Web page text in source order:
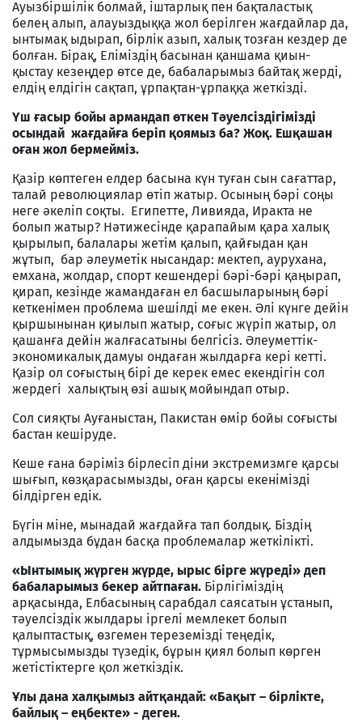
Ауызбіршілік болмай, іштарлық пен бақталастық
белең алып, алауыздыққа жол берілген жағдайлар да,
ынтымақ ыдырап, бірлік азып, халық тозған кездер де
болған. Бірақ, Еліміздің басынан қаншама қиын-
қыстау кезеңдер өтсе де, бабаларымыз байтақ жерді,
елдің елдігін сақтап, ұрпақтан-ұрпаққа жеткізді.
Үш ғасыр бойы армандап өткен Тәуелсіздігімізді
осындай жағдайға беріп қоямыз ба? Жоқ. Ешқашан
оған жол бермейміз.
Қазір көптеген елдер басына күн туған сын сағаттар,
талай революциялар өтіп жатыр. Осының бәрі соңы
неге әкеліп соқты. Египетте, Ливияда, Иракта не
болып жатыр? Нәтижесінде қарапайым қара халық
қырылып, балалары жетім қалып, қайғыдан қан
жұтып, бар әлеуметік нысандар: мектеп, аурухана,
емхана, жолдар, спорт кешендері бәрі-бәрі қаңырап,
қирап, кезінде жамандаған ел басшыларының бәрі
кеткенімен проблема шешілді ме екен. Әлі күнге дейін
қыршынынан қиылып жатыр, соғыс жүріп жатыр, ол
қашанға дейін жалғасатыны белгісіз. Әлеуметтік-
экономикалық дамуы ондаған жылдарға кері кетті.
Қазір ол соғыстың бірі де керек емес екендігін сол
жердегі халықтың өзі ашық мойындап отыр.
Сол сияқты Ауғаныстан, Пакистан өмір бойы соғысты
бастан кешіруде.
Кеше ғана бәріміз бірлесіп діни экстремизмге қарсы
шығып, көзқарасымызды, оған қарсы екенімізді
білдірген едік.
Бүгін міне, мынадай жағдайға тап болдық. Біздің
алдымызда бұдан басқа проблемалар жеткілікті.
«Ынтымық жүрген жүрде, ырыс бірге жүреді» деп
бабаларымыз бекер айтпаған. Бірлігіміздің
арқасында, Елбасының сарабдал саясатын ұстанып,
тәуелсіздік жылдары іргелі мемлекет болып
қалыптастық, өзгемен тереземізді теңедік,
тұрмысымызды түзедік, бұрын қиял болып көрген
жетістіктерге қол жеткіздік.
Ұлы дана халқымыз айтқандай: «Бақыт – бірлікте,
байлық – еңбекте» - деген.